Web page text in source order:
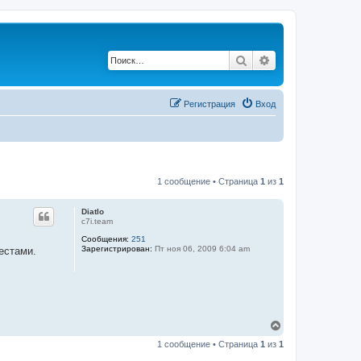
Поиск
Вход
Регистрация
1 сообщение • Страница 1 из 1
Diatlo
c7i.team
Сообщения: 251
Зарегистрирован: Пт ноя 06, 2009 6:04 am
р
1 сообщение • Страница 1 из 1